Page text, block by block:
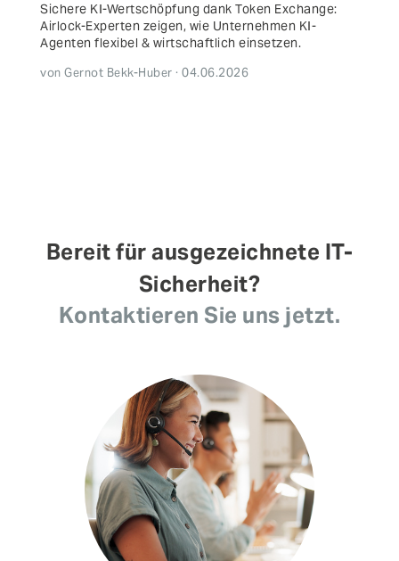
Sichere KI-Wertschöpfung dank Token Exchange:
Airlock-Experten zeigen, wie Unternehmen KI-
Agenten flexibel & wirtschaftlich einsetzen.
von Gernot Bekk-Huber · 04.06.2026
Bereit für ausgezeichnete IT-
Sicherheit?
Kontaktieren Sie uns jetzt.